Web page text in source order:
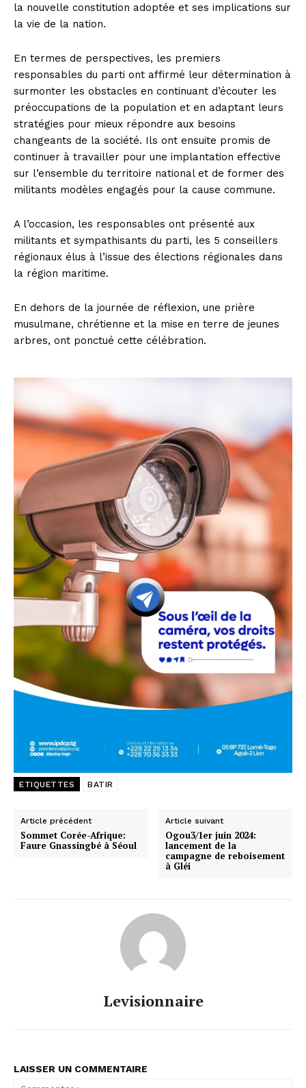
la nouvelle constitution adoptée et ses implications sur
la vie de la nation.
En termes de perspectives, les premiers
responsables du parti ont affirmé leur détermination à
surmonter les obstacles en continuant d’écouter les
préoccupations de la population et en adaptant leurs
stratégies pour mieux répondre aux besoins
changeants de la société. Ils ont ensuite promis de
continuer à travailler pour une implantation effective
sur l’ensemble du territoire national et de former des
militants modèles engagés pour la cause commune.
A l’occasion, les responsables ont présenté aux
militants et sympathisants du parti, les 5 conseillers
régionaux élus à l’issue des élections régionales dans
la région maritime.
En dehors de la journée de réflexion, une prière
musulmane, chrétienne et la mise en terre de jeunes
arbres, ont ponctué cette célébration.
ETIQUETTES BATIR
Article précédent
Sommet Corée-Afrique:
Faure Gnassingbé à Séoul
Article suivant
Ogou3/1er juin 2024:
lancement de la
campagne de reboisement
à Gléi
Levisionnaire
LAISSER UN COMMENTAIRE